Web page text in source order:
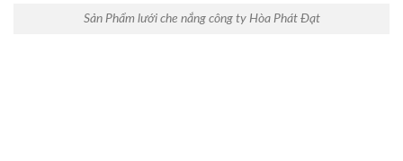
Sản Phẩm lưới che nắng công ty Hòa Phát Đạt